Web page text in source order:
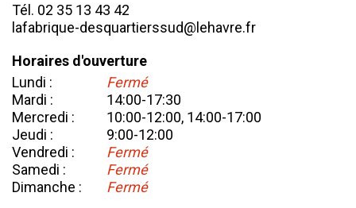
Tél. 02 35 13 43 42
lafabrique-desquartierssud@lehavre.fr
Horaires d'ouverture
Lundi :
Fermé
Mardi :
14:00-17:30
Mercredi :
10:00-12:00, 14:00-17:00
Jeudi :
9:00-12:00
Vendredi :
Fermé
Samedi :
Fermé
Dimanche :
Fermé